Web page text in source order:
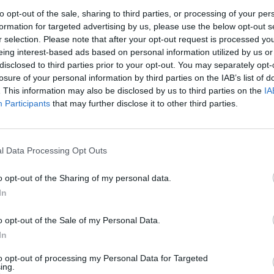
opt-out of the sale, sharing to third parties, or processing of your
for targeted advertising by us, please use the below opt-out
selection. Please note that after your opt-out request is processed
interest-based ads based on personal information utilized by us
to third parties prior to your opt-out. You may separately
of your personal information by third parties on the IAB’s list of
This information may also be disclosed by us to third parties on the
Participants that may further disclose it to other third parties.
Data Processing Opt Outs
opt-out of the Sharing of my personal data.
opt-out of the Sale of my Personal Data.
opt-out of processing my Personal Data for Targeted
pisarz przedstawił między innymi postać księcia
zagrożenia ze strony powstania
w obronie Rzeczypospolitej. Poświęcił on cały
zabarykadował się w twierdzy w Zbarażu,
innych, słabszych psychicznie dowódców.
zrośnięty z własną ojczyzną, a także religią,
na katolicyzm. W
jeden tylko cel – uchronić Polskę przez najazdem
choć prawdą jest, że przed jego